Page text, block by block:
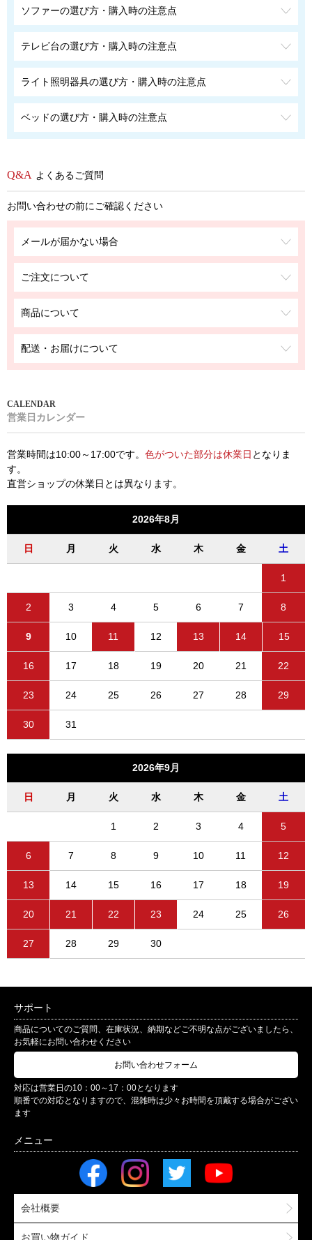
ソファーの選び方・購入時の注意点
テレビ台の選び方・購入時の注意点
ライト照明器具の選び方・購入時の注意点
ベッドの選び方・購入時の注意点
よくあるご質問
お問い合わせの前にご確認ください
メールが届かない場合
ご注文について
商品について
配送・お届けについて
営業日カレンダー
営業時間は10:00～17:00です。 色がついた部分は休業日 となりま
す。
直営ショップの休業日とは異なります。
2026年8月
日 月 火 水 木 金 土
1
2 3 4 5 6 7 8
9 10 11 12 13 14 15
16 17 18 19 20 21 22
23 24 25 26 27 28 29
30 31
2026年9月
日 月 火 水 木 金 土
1 2 3 4 5
6 7 8 9 10 11 12
13 14 15 16 17 18 19
20 21 22 23 24 25 26
27 28 29 30
サポート
商品についてのご質問、在庫状況、納期などご不明な点がございましたら、
お気軽にお問い合わせください
お問い合わせフォーム
対応は営業日の10：00～17：00となります
順番での対応となりますので、混雑時は少々お時間を頂戴する場合がござい
ます
会社概要
お買い物ガイド